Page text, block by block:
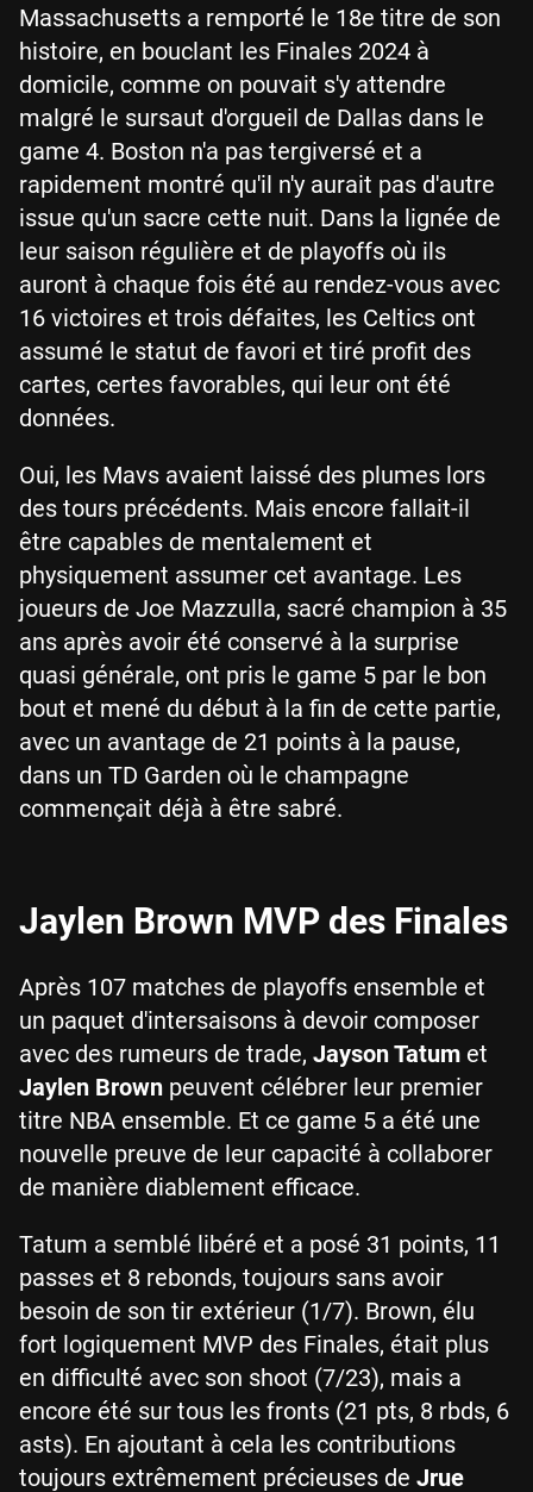
Massachusetts a remporté le 18e titre de son
histoire, en bouclant les Finales 2024 à
domicile, comme on pouvait s'y attendre
malgré le sursaut d'orgueil de Dallas dans le
game 4. Boston n'a pas tergiversé et a
rapidement montré qu'il n'y aurait pas d'autre
issue qu'un sacre cette nuit. Dans la lignée de
leur saison régulière et de playoffs où ils
auront à chaque fois été au rendez-vous avec
16 victoires et trois défaites, les Celtics ont
assumé le statut de favori et tiré profit des
cartes, certes favorables, qui leur ont été
données.
Oui, les Mavs avaient laissé des plumes lors
des tours précédents. Mais encore fallait-il
être capables de mentalement et
physiquement assumer cet avantage. Les
joueurs de Joe Mazzulla, sacré champion à 35
ans après avoir été conservé à la surprise
quasi générale, ont pris le game 5 par le bon
bout et mené du début à la fin de cette partie,
avec un avantage de 21 points à la pause,
dans un TD Garden où le champagne
commençait déjà à être sabré.
Jaylen Brown MVP des Finales
Après 107 matches de playoffs ensemble et
un paquet d'intersaisons à devoir composer
avec des rumeurs de trade, Jayson Tatum et
Jaylen Brown peuvent célébrer leur premier
titre NBA ensemble. Et ce game 5 a été une
nouvelle preuve de leur capacité à collaborer
de manière diablement efficace.
Tatum a semblé libéré et a posé 31 points, 11
passes et 8 rebonds, toujours sans avoir
besoin de son tir extérieur (1/7). Brown, élu
fort logiquement MVP des Finales, était plus
en difficulté avec son shoot (7/23), mais a
encore été sur tous les fronts (21 pts, 8 rbds, 6
asts). En ajoutant à cela les contributions
toujours extrêmement précieuses de Jrue